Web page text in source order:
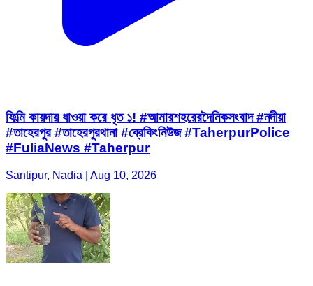
ফিল্মি কায়দায় ধাওয়া করে ধৃত ১! #আমারশহরেরদৈনিকসংবাদ #নদীয়া
#তাহেরপুর #তাহেরপুরথানা #ব্রেকিংনিউজ ​#TaherpurPolice
#FuliaNews #Taherpur
Santipur, Nadia | Aug 10, 2026